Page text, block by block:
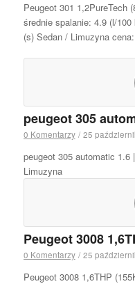
Peugeot 301 1,2PureTech
średnie spalanie: 4.9 (l/
(s) Sedan / Limuzyna
peugeot 305
0 Komentarzy / 25
peugeot 305 automatic
Limuzyna
Peugeot 3008
0 Komentarzy / 25
Peugeot 3008 1,6THP